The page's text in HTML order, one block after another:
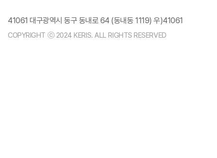
41061 대구광역시 동구 동내로 64 (동내동 1119) 우)41061
COPYRIGHT ⓒ 2024 KERIS. ALL RIGHTS RESERVED